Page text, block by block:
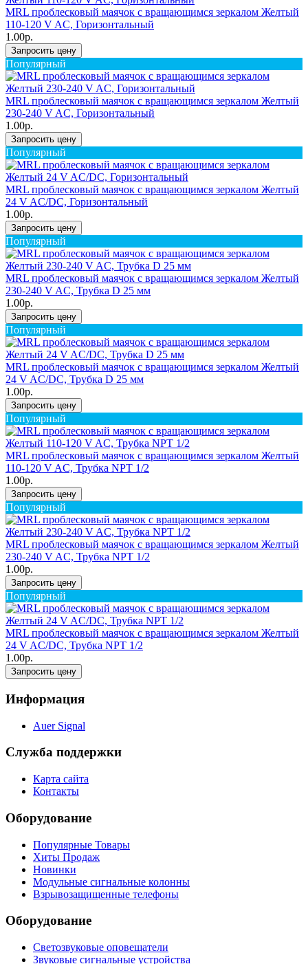
MRL проблесковый маячок с вращающимся зеркалом Желтый
110-120 V AC, Горизонтальный
1.00р.
Запросить цену
Популярный
MRL проблесковый маячок с вращающимся зеркалом Желтый
230-240 V AC, Горизонтальный
1.00р.
Запросить цену
Популярный
MRL проблесковый маячок с вращающимся зеркалом Желтый
24 V AC/DC, Горизонтальный
1.00р.
Запросить цену
Популярный
MRL проблесковый маячок с вращающимся зеркалом Желтый
230-240 V AC, Трубка D 25 мм
1.00р.
Запросить цену
Популярный
MRL проблесковый маячок с вращающимся зеркалом Желтый
24 V AC/DC, Трубка D 25 мм
1.00р.
Запросить цену
Популярный
MRL проблесковый маячок с вращающимся зеркалом Желтый
110-120 V AC, Трубка NPT 1/2
1.00р.
Запросить цену
Популярный
MRL проблесковый маячок с вращающимся зеркалом Желтый
230-240 V AC, Трубка NPT 1/2
1.00р.
Запросить цену
Популярный
MRL проблесковый маячок с вращающимся зеркалом Желтый
24 V AC/DC, Трубка NPT 1/2
1.00р.
Запросить цену
Информация
Auer Signal
Служба поддержки
Карта сайта
Контакты
Оборудование
Популярные Товары
Хиты Продаж
Новинки
Модульные сигнальные колонны
Взрывозащищенные телефоны
Оборудование
Светозвуковые оповещатели
Звуковые сигнальные устройства